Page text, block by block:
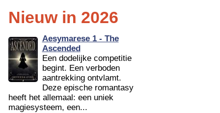
Nieuw in 2026
Aesymarese 1 - The
Ascended
Een dodelijke competitie
begint. Een verboden
aantrekking ontvlamt.
Deze epische romantasy
heeft het allemaal: een uniek
magiesysteem, een...